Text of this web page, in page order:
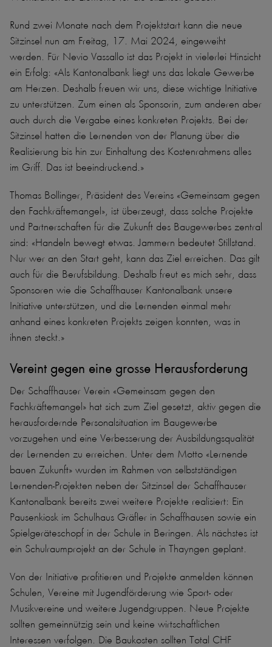
Rund zwei Monate nach dem Projektstart kann die neue
Sitzinsel nun am Freitag, 17. Mai 2024, eingeweiht
werden. Für Nevio Vassallo ist das Projekt in vielerlei Hinsicht
ein Erfolg: «Als Kantonalbank liegt uns das lokale Gewerbe
am Herzen. Deshalb freuen wir uns, diese wichtige Initiative
zu unterstützen. Zum einen als Sponsorin, zum anderen aber
auch durch die Vergabe eines konkreten Projekts. Bei der
Sitzinsel hatten die Lernenden von der Planung über die
Realisierung bis hin zur Einhaltung des Kostenrahmens alles
im Griff. Das ist beeindruckend.»
Thomas Bollinger, Präsident des Vereins «Gemeinsam gegen
den Fachkräftemangel», ist überzeugt, dass solche Projekte
und Partnerschaften für die Zukunft des Baugewerbes zentral
sind: «Handeln bewegt etwas. Jammern bedeutet Stillstand.
Nur wer an den Start geht, kann das Ziel erreichen. Das gilt
auch für die Berufsbildung. Deshalb freut es mich sehr, dass
Sponsoren wie die Schaffhauser Kantonalbank unsere
Initiative unterstützen, und die Lernenden einmal mehr
anhand eines konkreten Projekts zeigen konnten, was in
ihnen steckt.»
Vereint gegen eine grosse Herausforderung
Der Schaffhauser Verein «Gemeinsam gegen den
Fachkräftemangel» hat sich zum Ziel gesetzt, aktiv gegen die
herausfordernde Personalsituation im Baugewerbe
vorzugehen und eine Verbesserung der Ausbildungsqualität
der Lernenden zu erreichen. Unter dem Motto «Lernende
bauen Zukunft» wurden im Rahmen von selbstständigen
Lernenden-Projekten neben der Sitzinsel der Schaffhauser
Kantonalbank bereits zwei weitere Projekte realisiert: Ein
Pausenkiosk im Schulhaus Gräfler in Schaffhausen sowie ein
Spielgeräteschopf in der Schule in Beringen. Als nächstes ist
ein Schulraumprojekt an der Schule in Thayngen geplant.
Von der Initiative profitieren und Projekte anmelden können
Schulen, Vereine mit Jugendförderung wie Sport- oder
Musikvereine und weitere Jugendgruppen. Neue Projekte
sollten gemeinnützig sein und keine wirtschaftlichen
Interessen verfolgen. Die Baukosten sollten Total CHF